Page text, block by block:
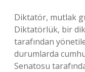
Diktatör, mutlak
Diktatörlük, bir
tarafından
durumlarda
Senatosu